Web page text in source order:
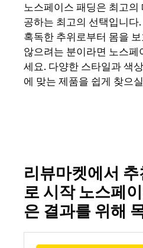
노스페이스 패딩은 최고의
공하는 최고의 선택입니다.
혹독한 추위로부터 몸을
않으려는 분이라면 노스페
세요. 다양한 스타일과 색
에 맞는 제품을 쉽게 찾으
리뷰마켓에서
로 시작 노스페
은 결과를 위해